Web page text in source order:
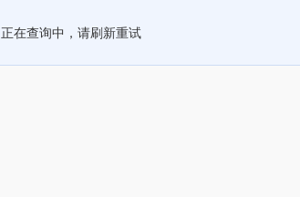
正在查询中，请刷新重试